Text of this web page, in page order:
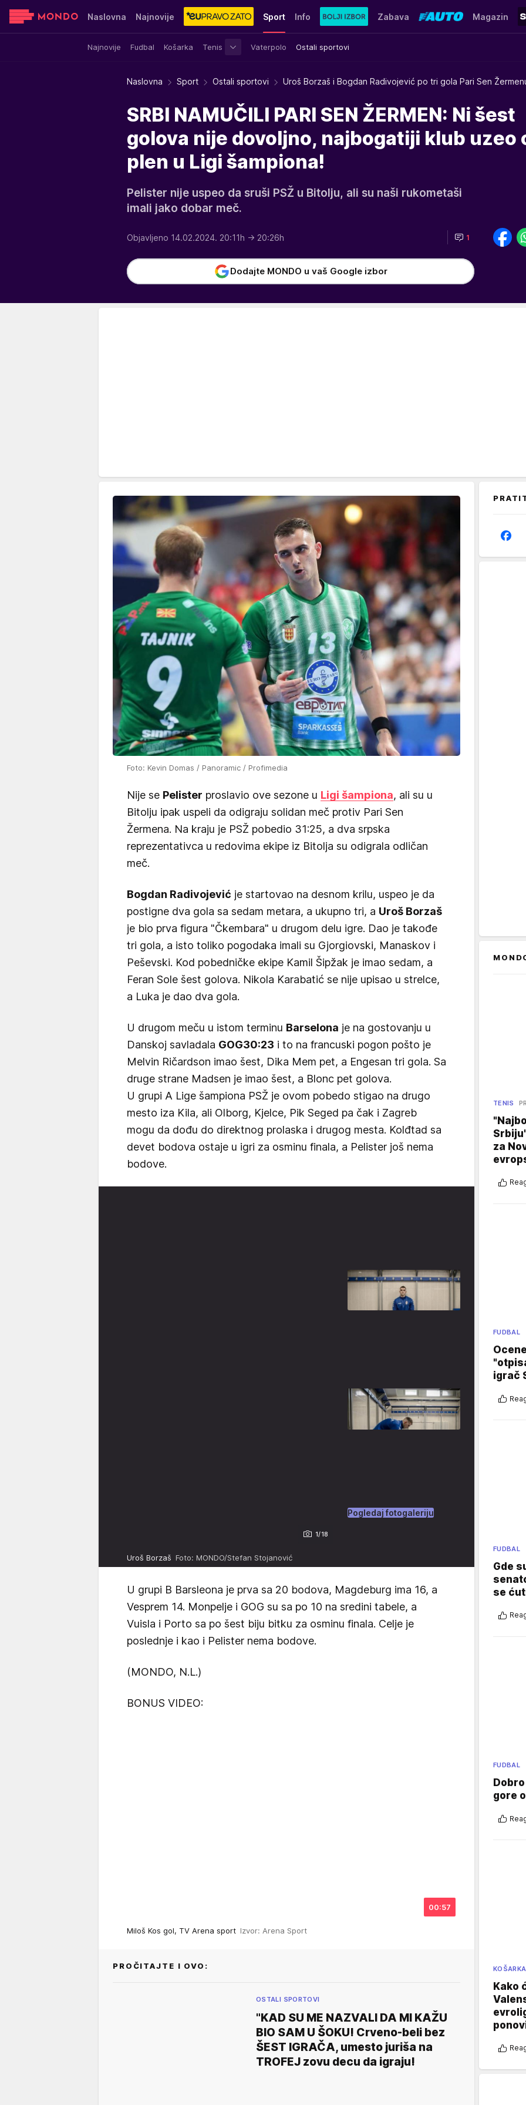
Naslovna Najnovije Sport
Najnovije Fudbal Košarka Tenis Vaterpolo Ostali sportovi
Info Zabava Magazin
Sensa Stvar ukusa Yumama
Naslovna Sport Ostali sportovi Uroš Borzaš i Bogdan Radivojević po tri gola Pari Sen
SRBI NAMUČILI PARI SEN ŽERMEN: Ni šest
golova nije dovoljno, najbogatiji klub uzeo
plen u Ligi šampiona!
Pelister nije uspeo da sruši PSŽ u Bitolju, ali su naši rukometaši
imali jako dobar meč.
Objavljeno 14.02.2024. 20:11h → 20:26h 1
Dodajte MONDO u vaš Google izbor
Foto: Kevin Domas / Panoramic / Profimedia
Nije se Pelister proslavio ove sezone u Ligi šampiona, ali su u
Bitolju ipak uspeli da odigraju solidan meč protiv Pari Sen
Žermena. Na kraju je PSŽ pobedio 31:25, a dva srpska
reprezentativca u redovima ekipe iz Bitolja su odigrala odličan
meč.
Bogdan Radivojević je startovao na desnom krilu, uspeo je da
postigne dva gola sa sedam metara, a ukupno tri, a Uroš Borzaš
je bio prva figura "Čkembara" u drugom delu igre. Dao je takođe
tri gola, a isto toliko pogodaka imali su Gjorgiovski, Manaskov i
Peševski. Kod pobedničke ekipe Kamil Šipžak je imao sedam, a
Feran Sole šest golova. Nikola Karabatić se nije upisao u strelce,
a Luka je dao dva gola.
U drugom meču u istom terminu Barselona je na gostovanju u
Danskoj savladala GOG30:23 i to na francuski pogon pošto je
Melvin Ričardson imao šest, Dika Mem pet, a Engesan tri gola. Sa
druge strane Madsen je imao šest, a Blonc pet golova.
U grupi A Lige šampiona PSŽ je ovom pobedo stigao na drugo
mesto iza Kila, ali Olborg, Kjelce, Pik Seged pa čak i Zagreb
mogu da dođu do direktnog prolaska i drugog mesta. Kolđtad sa
devet bodova ostaje u igri za osminu finala, a Pelister još nema
bodove.
1/18
Pogledaj fotogaleriju
Uroš Borzaš Foto: MONDO/Stefan Stojanović
U grupi B Barsleona je prva sa 20 bodova, Magdeburg ima 16, a
Vesprem 14. Monpelje i GOG su sa po 10 na sredini tabele, a
Vuisla i Porto sa po šest biju bitku za osminu finala. Celje je
poslednje i kao i Pelister nema bodove.
(MONDO, N.L.)
BONUS VIDEO:
00:57
Miloš Kos gol, TV Arena sport Izvor: Arena Sport
PROČITAJTE I OVO:
OSTALI SPORTOVI
"KAD SU ME NAZVALI DA MI KAŽU
BIO SAM U ŠOKU! Crveno-beli bez
ŠEST IGRAČA, umesto juriša na
TROFEJ zovu decu da igraju!
TENIS
za
FUDBAL
igrač
FUDBAL
Gde
se
FUDBAL
gore
KOŠARKA
Kako